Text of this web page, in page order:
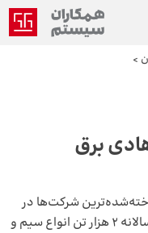
>
برق
شرکت‌ها در
عرصه تولید سیم و کابل است که با تولید سالانه ۲ هزار تن انواع سیم و